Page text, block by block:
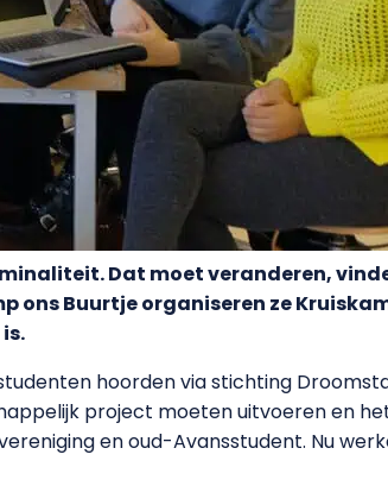
Dat moet veranderen,
ons Buurtje organiseren ze
hoorden via stichting
project moeten uitvoeren en
en oud-Avansstudent. Nu